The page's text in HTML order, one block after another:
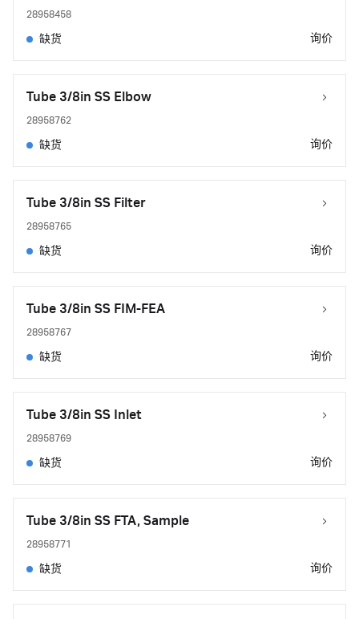
28958458
缺货 询价
Tube 3/8in SS Elbow
28958762
缺货 询价
Tube 3/8in SS Filter
28958765
缺货 询价
Tube 3/8in SS FIM-FEA
28958767
缺货 询价
Tube 3/8in SS Inlet
28958769
缺货 询价
Tube 3/8in SS FTA, Sample
28958771
缺货 询价